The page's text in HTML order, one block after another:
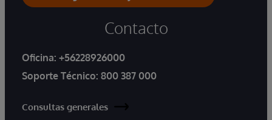
Contacto
Oficina: +56228926000
Soporte Técnico: 800 387 000
Consultas generales